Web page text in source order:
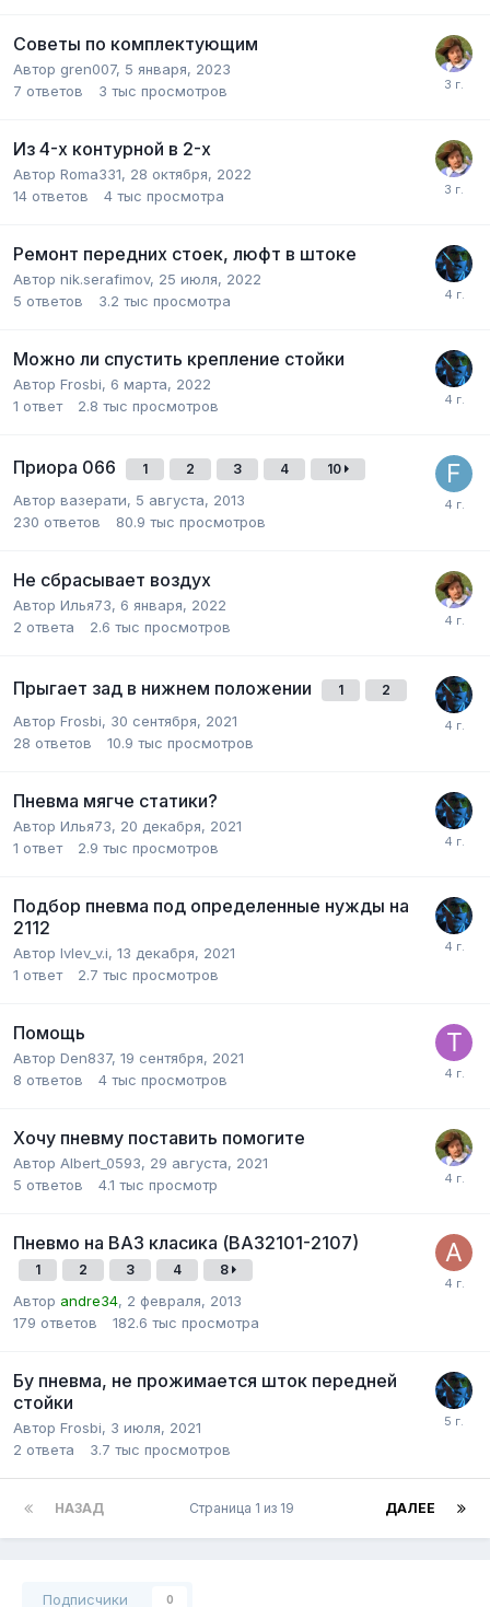
Советы по комплектующим
Автор gren007, 5 января, 2023
7 ответов 3 тыс просмотров
Из 4-х контурной в 2-х
Автор Roma331, 28 октября, 2022
14 ответов 4 тыс просмотра
Ремонт передних стоек, люфт в штоке
Автор nik.serafimov, 25 июля, 2022
5 ответов 3.2 тыс просмотра
Можно ли спустить крепление стойки
Автор Frosbi, 6 марта, 2022
1 ответ 2.8 тыс просмотров
Приора 066 1 2 3 4 10
Автор вазерати, 5 августа, 2013
230 ответов 80.9 тыс просмотров
Не сбрасывает воздух
Автор Илья73, 6 января, 2022
2 ответа 2.6 тыс просмотров
Прыгает зад в нижнем положении 1 2
Автор Frosbi, 30 сентября, 2021
28 ответов 10.9 тыс просмотров
Пневма мягче статики?
Автор Илья73, 20 декабря, 2021
1 ответ 2.9 тыс просмотров
Подбор пневма под определенные нужды на
2112
Автор Ivlev_v.i, 13 декабря, 2021
1 ответ 2.7 тыс просмотров
Помощь
Автор Den837, 19 сентября, 2021
8 ответов 4 тыс просмотров
Хочу пневму поставить помогите
Автор Albert_0593, 29 августа, 2021
5 ответов 4.1 тыс просмотр
Пневмо на ВАЗ класика (ВАЗ2101-2107)
1 2 3 4 8
Автор andre34, 2 февраля, 2013
179 ответов 182.6 тыс просмотра
Бу пневма, не прожимается шток передней
стойки
Автор Frosbi, 3 июля, 2021
2 ответа 3.7 тыс просмотров
НАЗАД ДАЛЕЕ
Страница 1 из 19
Подписчики 0